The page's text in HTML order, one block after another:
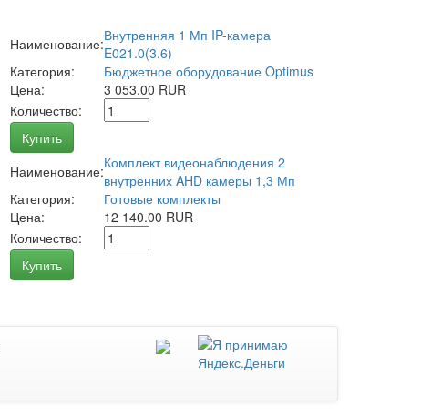
Наименование:Внутренняя 1 Мп IP-камера
E021.0(3.6)
Категория:
Бюджетное оборудование Optimus
Цена:
3 053.00 RUR
Количество:
Купить
Наименование:Комплект видеонаблюдения 2
внутренних AHD камеры 1,3 Мп
Категория:
Готовые комплекты
Цена:
12 140.00 RUR
Количество:
Купить